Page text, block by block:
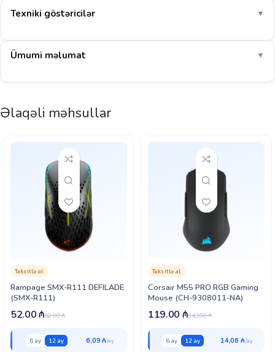
Texniki göstəricilər ▼
Ümumi məlumat ▼
Əlaqəli məhsullar
Rampage SMX-R111 DEFILADE
(SMX-R111)
Taksitlə al
62.00₼
52.00₼
6 ay 12 ay 6,09 ₼
Corsair M55 PRO RGB Gaming
Mouse (CH-9308011-NA)
Taksitlə al
143.00₼
119.00 ₼
6 ay 12 ay 14,06 ₼